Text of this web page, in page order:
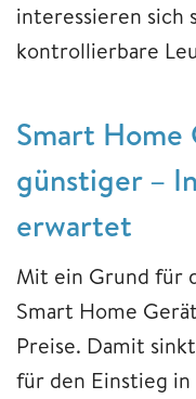
interessieren sich
kontrollierbare
Smart Home
günstiger –
erwartet
Mit ein Grund für
Smart Home
Preise. Damit
für den Einstieg in